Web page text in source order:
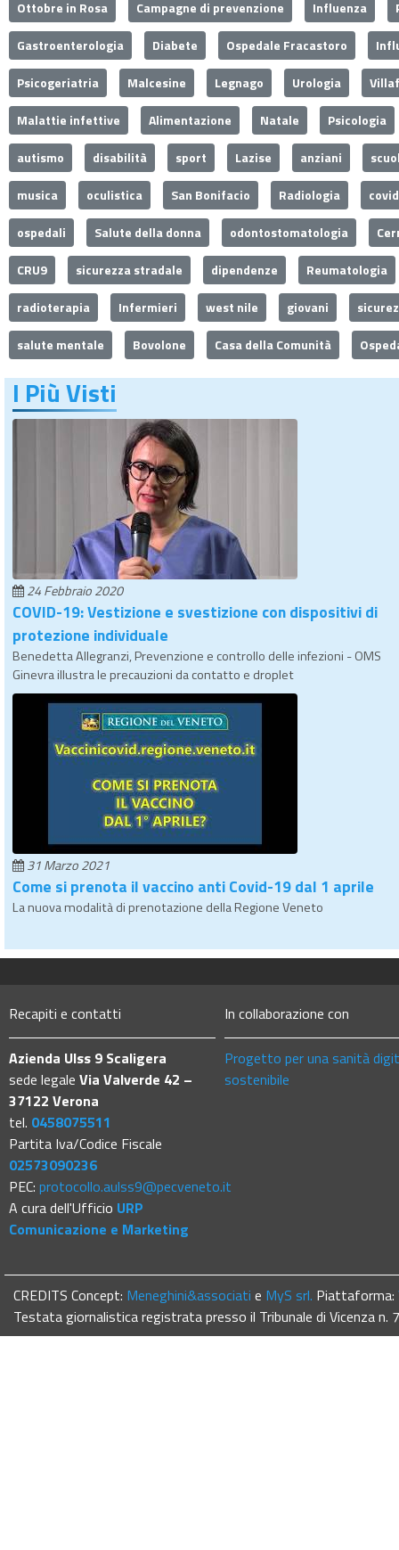
Ottobre in Rosa Campagne di prevenzione Influenza
Gastroenterologia
Diabete Ospedale Fracastoro
Psicogeriatria
Malcesine Legnago Urologia
Malattie infettive
Alimentazione Natale
Psicologia
autismo
disabilità sport Lazise anziani
musica
oculistica San Bonifacio Radiologia
ospedali
Salute della donna odontostomatologia
CRU9
sicurezza stradale dipendenze
Reumatologia
radioterapia
Infermieri west nile giovani
salute mentale
Bovolone Casa della Comunità
I Più Visti
24 Febbraio 2020
COVID-19: Vestizione e svestizione con dispositivi di
protezione individuale
Benedetta Allegranzi, Prevenzione e controllo delle infezioni - OMS
Ginevra illustra le precauzioni da contatto e droplet
31 Marzo 2021
Come si prenota il vaccino anti Covid-19 dal 1 aprile
La nuova modalità di prenotazione della Regione Veneto
Recapiti e contatti
Azienda Ulss 9 Scaligera
sede legale Via Valverde 42 –
37122 Verona
tel. 0458075511
Partita Iva/Codice Fiscale
02573090236
PEC: protocollo.aulss9@pecveneto.it
A cura dell'Ufficio URP
Comunicazione e Marketing
In collaborazione con
Progetto per una sanità
sostenibile
CREDITS Concept: Meneghini&associati e MyS srl. Piattaforma:
Testata giornalistica registrata presso il Tribunale di Vicenza n.